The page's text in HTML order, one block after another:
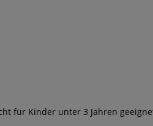
für Kinder unter 3 Jahren